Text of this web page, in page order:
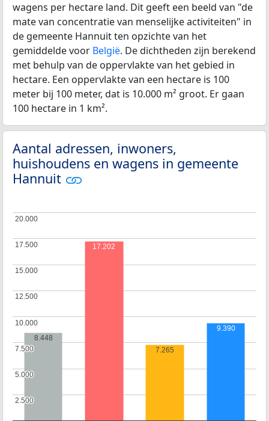
wagens per hectare land. Dit geeft een beeld van "de
mate van concentratie van menselijke activiteiten" in
de gemeente Hannuit ten opzichte van het
gemiddelde voor België. De dichtheden zijn berekend
met behulp van de oppervlakte van het gebied in
hectare. Een oppervlakte van een hectare is 100
meter bij 100 meter, dat is 10.000 m² groot. Er gaan
100 hectare in 1 km².
Aantal adressen, inwoners,
huishoudens en wagens in gemeente
Hannuit
2.500
2.500
5.000
5.000
7.500
7.500
10.000
10.000
12.500
12.500
15.000
15.000
17.500
17.500
20.000
20.000
8.448
17.202
7.265
9.390